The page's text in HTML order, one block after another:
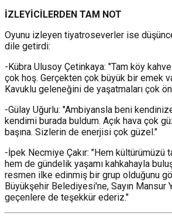
İZLEYİCİLERDEN TAM NOT
Oyunu izleyen tiyatroseverler ise
dile getirdi:
-Kübra Ulusoy Çetinkaya: "Tam köy
çok hoş. Gerçekten çok büyük bir emek
Kavuklu geleneğini de yaşatmaları çok
-Gülay Uğurlu: "Ambiyansla beni
kendimi burada buldum. Açık hava çok
başına. Sizlerin de enerjisi çok güzel."
-İpek Necmiye Çakır: "Hem kültürümüzü
hem de gündelik yaşamı kahkahayla
resmen ilke edinmiş bir grup olduğunu
Büyükşehir Belediyesi'ne, Sayın Mansur
geçenlere de teşekkür ederiz."